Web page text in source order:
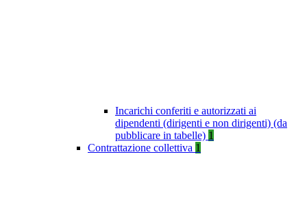
Incarichi conferiti e autorizzati ai
dipendenti (dirigenti e non dirigenti) (da
pubblicare in tabelle) 1
Contrattazione collettiva 1